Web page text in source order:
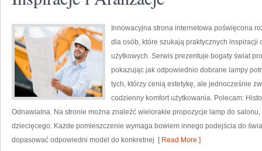
Innowacyjna strona internetowa poświęcona
dla osób, które szukają praktycznych
użytkowych. Serwis prezentuje bogaty świat
pokazując jak odpowiednio dobrane lampy
tych, którzy cenią estetykę, ale jednocześnie
codzienny komfort użytkowania. Polecam:
Odnawialna. Na stronie można znaleźć wielorakie propozycje lamp do
dziecięcego. Każde pomieszczenie wymaga bowiem innego podejścia do
dopasować odpowiedni model do konkretnej [ Read More ]